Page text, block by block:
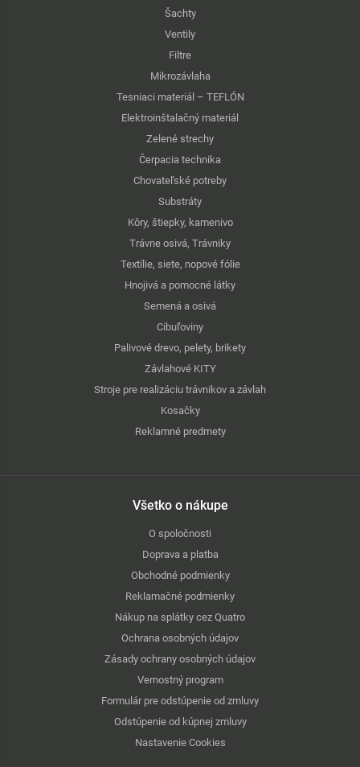
Šachty
Ventily
Filtre
Mikrozávlaha
Tesniaci materiál – TEFLÓN
Elektroinštalačný materiál
Zelené strechy
Čerpacia technika
Chovateľské potreby
Substráty
Kôry, štiepky, kamenivo
Trávne osivá, Trávniky
Textílie, siete, nopové fólie
Hnojivá a pomocné látky
Semená a osivá
Cibuľoviny
Palivové drevo, pelety, brikety
Závlahové KITY
Stroje pre realizáciu trávnikov a závlah
Kosačky
Reklamné predmety
Všetko o nákupe
O spoločnosti
Doprava a platba
Obchodné podmienky
Reklamačné podmienky
Nákup na splátky cez Quatro
Ochrana osobných údajov
Zásady ochrany osobných údajov
Vernostný program
Formulár pre odstúpenie od zmluvy
Odstúpenie od kúpnej zmluvy
Nastavenie Cookies